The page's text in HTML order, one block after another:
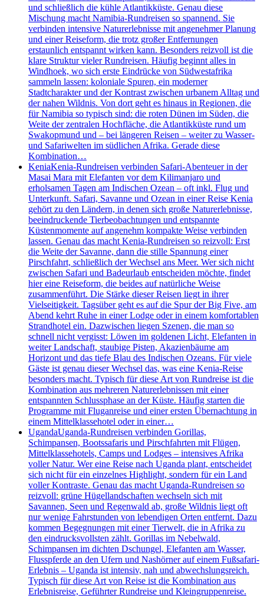
und schließlich die kühle Atlantikküste. Genau diese
Mischung macht Namibia-Rundreisen so spannend. Sie
verbinden intensive Naturerlebnisse mit angenehmer Planung
und einer Reiseform, die trotz großer Entfernungen
erstaunlich entspannt wirken kann. Besonders reizvoll ist die
klare Struktur vieler Rundreisen. Häufig beginnt alles in
Windhoek, wo sich erste Eindrücke von Südwestafrika
sammeln lassen: koloniale Spuren, ein moderner
Stadtcharakter und der Kontrast zwischen urbanem Alltag und
der nahen Wildnis. Von dort geht es hinaus in Regionen, die
für Namibia so typisch sind: die roten Dünen im Süden, die
Weite der zentralen Hochfläche, die Atlantikküste rund um
Swakopmund und – bei längeren Reisen – weiter zu Wasser-
und Safariwelten im südlichen Afrika. Gerade diese
Kombination…
KeniaKenia-Rundreisen verbinden Safari-Abenteuer in der
Masai Mara mit Elefanten vor dem Kilimanjaro und
erholsamen Tagen am Indischen Ozean – oft inkl. Flug und
Unterkunft. Safari, Savanne und Ozean in einer Reise Kenia
gehört zu den Ländern, in denen sich große Naturerlebnisse,
beeindruckende Tierbeobachtungen und entspannte
Küstenmomente auf angenehm kompakte Weise verbinden
lassen. Genau das macht Kenia-Rundreisen so reizvoll: Erst
die Weite der Savanne, dann die stille Spannung einer
Pirschfahrt, schließlich der Wechsel ans Meer. Wer sich nicht
zwischen Safari und Badeurlaub entscheiden möchte, findet
hier eine Reiseform, die beides auf natürliche Weise
zusammenführt. Die Stärke dieser Reisen liegt in ihrer
Vielseitigkeit. Tagsüber geht es auf die Spur der Big Five, am
Abend kehrt Ruhe in einer Lodge oder in einem komfortablen
Strandhotel ein. Dazwischen liegen Szenen, die man so
schnell nicht vergisst: Löwen im goldenen Licht, Elefanten in
weiter Landschaft, staubige Pisten, Akazienbäume am
Horizont und das tiefe Blau des Indischen Ozeans. Für viele
Gäste ist genau dieser Wechsel das, was eine Kenia-Reise
besonders macht. Typisch für diese Art von Rundreise ist die
Kombination aus mehreren Naturerlebnissen mit einer
entspannten Schlussphase an der Küste. Häufig starten die
Programme mit Fluganreise und einer ersten Übernachtung in
einem Mittelklassehotel oder in einer…
UgandaUganda-Rundreisen verbinden Gorillas,
Schimpansen, Bootssafaris und Pirschfahrten mit Flügen,
Mittelklassehotels, Camps und Lodges – intensives Afrika
voller Natur. Wer eine Reise nach Uganda plant, entscheidet
sich nicht für ein einzelnes Highlight, sondern für ein Land
voller Kontraste. Genau das macht Uganda-Rundreisen so
reizvoll: grüne Hügellandschaften wechseln sich mit
Savannen, Seen und Regenwald ab, große Wildnis liegt oft
nur wenige Fahrstunden von lebendigen Orten entfernt. Dazu
kommen Begegnungen mit einer Tierwelt, die in Afrika zu
den eindrucksvollsten zählt. Gorillas im Nebelwald,
Schimpansen im dichten Dschungel, Elefanten am Wasser,
Flusspferde an den Ufern und Nashörner auf einem Fußsafari-
Erlebnis – Uganda ist intensiv, nah und abwechslungsreich.
Typisch für diese Art von Reise ist die Kombination aus
Erlebnisreise, Geführter Rundreise und Kleingruppenreise.